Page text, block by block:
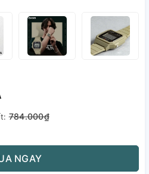
784.000₫
NGAY